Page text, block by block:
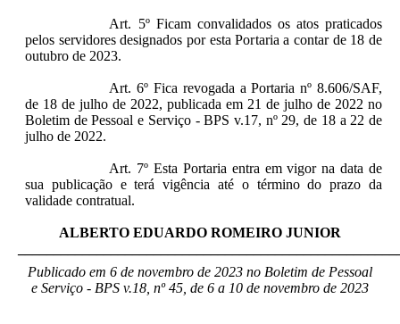
Art. 5º Ficam convalidados os atos praticados
pelos servidores designados por esta Portaria a contar de 18 de
outubro de 2023.
Art. 6º Fica revogada a Portaria nº 8.606/SAF,
de 18 de julho de 2022, publicada em 21 de julho de 2022 no
Boletim de Pessoal e Serviço - BPS v.17, nº 29, de 18 a 22 de
julho de 2022.
Art. 7º Esta Portaria entra em vigor na data de
sua publicação e terá vigência até o término do prazo da
validade contratual.
ALBERTO EDUARDO ROMEIRO JUNIOR
Publicado em 6 de novembro de 2023 no Boletim de Pessoal
e Serviço - BPS v.18, nº 45, de 6 a 10 de novembro de 2023